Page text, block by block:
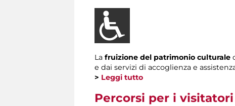
La fruizione del patrimonio culturale
e dai servizi di accoglienza e
> Leggi tutto
Percorsi per i